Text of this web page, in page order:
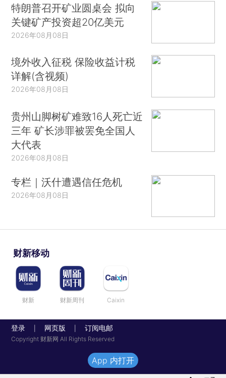
特朗普召开矿业圆桌会 拟向
关键矿产投资超20亿美元
2026年08月08日
境外收入征税 保险收益计税
详解(含视频)
2026年08月08日
贵州山脚树矿难致16人死亡近
三年 矿长涉罪被罢免全国人
大代表
2026年08月08日
专栏｜沃什遭遇信任危机
2026年08月08日
财新移动
财新 财新周刊 Caixin
登录 网页版 订阅电邮
Copyright 财新网 All Rights Reserved
App 内打开